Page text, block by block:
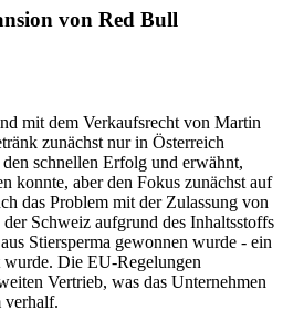
von Red Bull
mit dem Verkaufsrecht von Martin
zunächst nur in Österreich
schnellen Erfolg und erwähnt,
konnte, aber den Fokus zunächst auf
das Problem mit der Zulassung von
Schweiz aufgrund des Inhaltsstoffs
Stiersperma gewonnen wurde - ein
wurde. Die EU-Regelungen
Vertrieb, was das Unternehmen
verhalf.